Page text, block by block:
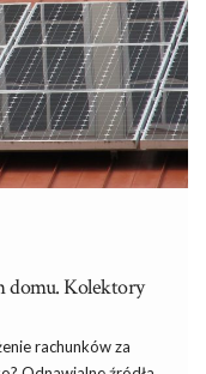
domu. Kolektory
rachunków za